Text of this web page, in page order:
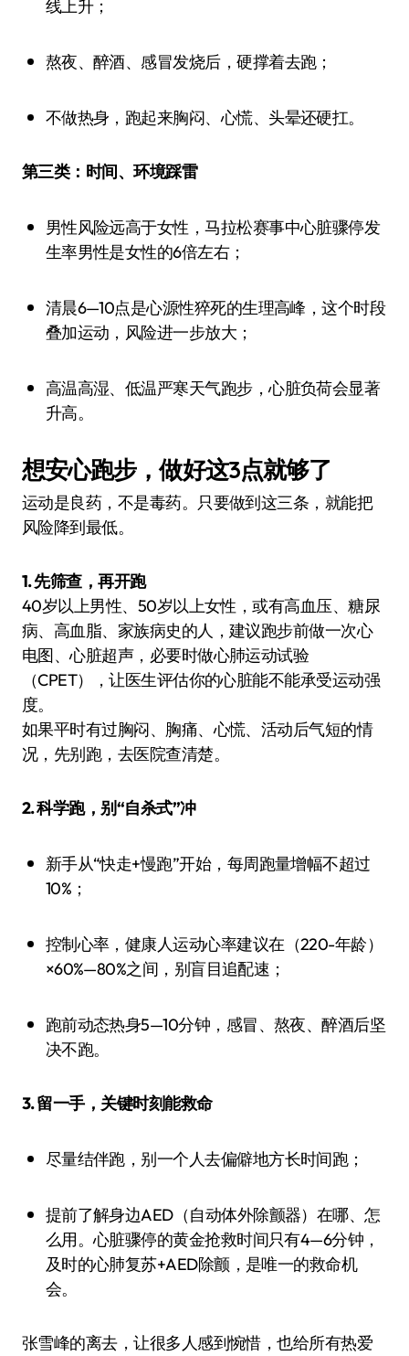
线上升；
熬夜、醉酒、感冒发烧后，硬撑着去跑；
不做热身，跑起来胸闷、心慌、头晕还硬扛。
第三类：时间、环境踩雷
男性风险远高于女性，马拉松赛事中心脏骤停发
生率男性是女性的6倍左右；
清晨6—10点是心源性猝死的生理高峰，这个时段
叠加运动，风险进一步放大；
高温高湿、低温严寒天气跑步，心脏负荷会显著
升高。
想安心跑步，做好这3点就够了
运动是良药，不是毒药。只要做到这三条，就能把
风险降到最低。
1. 先筛查，再开跑
40岁以上男性、50岁以上女性，或有高血压、糖尿
病、高血脂、家族病史的人，建议跑步前做一次心
电图、心脏超声，必要时做心肺运动试验
（CPET），让医生评估你的心脏能不能承受运动强
度。
如果平时有过胸闷、胸痛、心慌、活动后气短的情
况，先别跑，去医院查清楚。
2. 科学跑，别“自杀式”冲
新手从“快走+慢跑”开始，每周跑量增幅不超过
10%；
控制心率，健康人运动心率建议在（220-年龄）
×60%—80%之间，别盲目追配速；
跑前动态热身5—10分钟，感冒、熬夜、醉酒后坚
决不跑。
3. 留一手，关键时刻能救命
尽量结伴跑，别一个人去偏僻地方长时间跑；
提前了解身边AED（自动体外除颤器）在哪、怎
么用。心脏骤停的黄金抢救时间只有4—6分钟，
及时的心肺复苏+AED除颤，是唯一的救命机
会。
张雪峰的离去，让很多人感到惋惜，也给所有热爱